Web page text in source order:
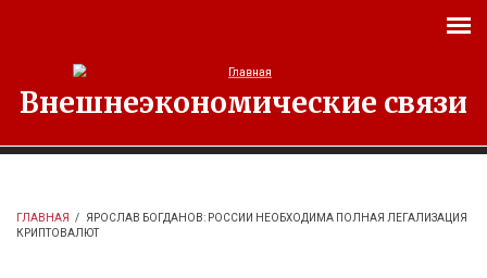
Внешнеэкономические связи
ГЛАВНАЯ /
ЯРОСЛАВ БОГДАНОВ: РОССИИ НЕОБХОДИМА ПОЛНАЯ ЛЕГАЛИЗАЦИЯ
КРИПТОВАЛЮТ